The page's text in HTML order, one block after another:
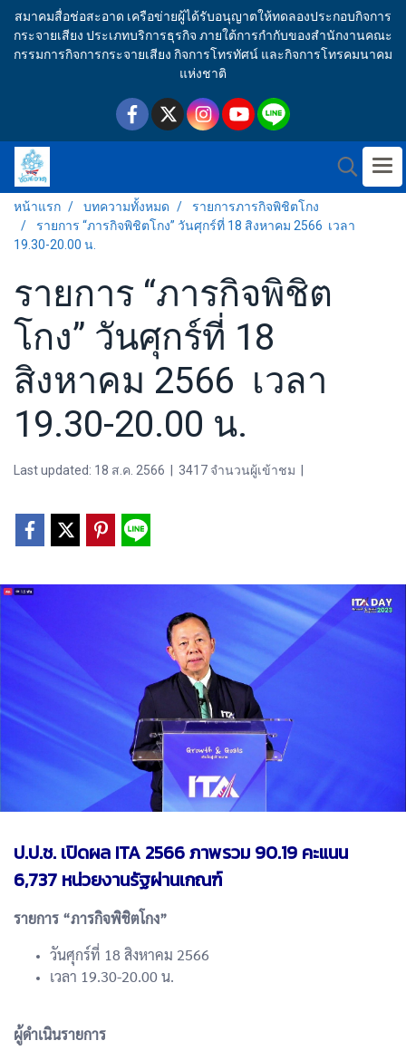
สมาคมสื่อช่อสะอาด เครือข่ายผู้ได้รับอนุญาตให้ทดลองประกอบกิจการ
กระจายเสียง ประเภทบริการธุรกิจ ภายใต้การกำกับของสำนักงานคณะ
กรรมการกิจการกระจายเสียง กิจการโทรทัศน์ และกิจการโทรคมนาคม
แห่งชาติ
หน้าแรก บทความทั้งหมด
รายการภารกิจพิชิตโกง
รายการ “ภารกิจพิชิตโกง” วันศุกร์ที่ 18 สิงหาคม 2566 เวลา
19.30-20.00 น.
รายการ “ภารกิจพิชิต
โกง” วันศุกร์ที่ 18
สิงหาคม 2566 เวลา
19.30-20.00 น.
Last updated: 18 ส.ค. 2566 3417 จำนวนผู้เข้าชม
ป.ป.ช. เปิดผล ITA 2566 ภาพรวม 90.19 คะแนน
6,737 หน่วยงานรัฐผ่านเกณฑ์
รายการ “ภารกิจพิชิตโกง”
วันศุกร์ที่ 18 สิงหาคม 2566
เวลา 19.30-20.00 น.
ผู้ดำเนินรายการ